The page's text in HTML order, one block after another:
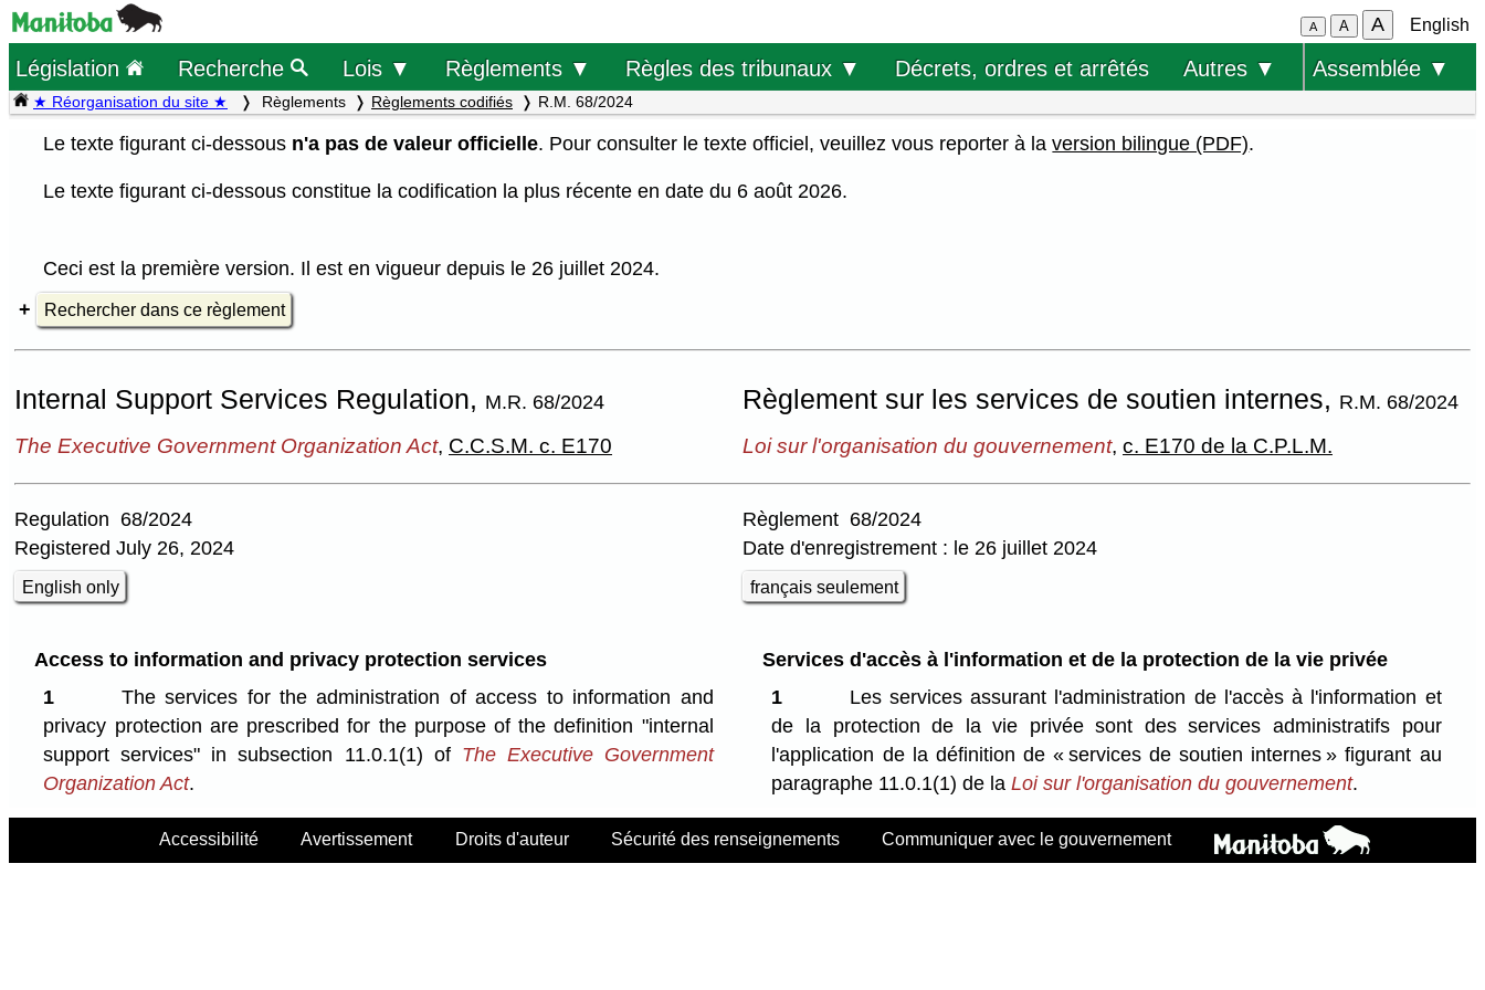
A A A English
Législation Recherche Lois ▼ Règlements ▼ Règles des tribunaux ▼ Décrets, ordres et arrêtés Autres ▼ Assemblée ▼
★ Réorganisation du site ★ Règlements Règlements codifiés R.M. 68/2024
Le texte figurant ci-dessous n'a pas de valeur officielle. Pour consulter le texte officiel, veuillez vous reporter à laversion bilingue (PDF).
Le texte figurant ci-dessous constitue la codification la plus récente en date du 6 août 2026.
Ceci est la première version. Il est en vigueur depuis le 26 juillet 2024.
Rechercher dans ce règlement
Internal Support Services Regulation, M.R. 68/2024 Règlement sur les services de soutien internes, R.M. 68/2024
The Executive Government Organization Act, C.C.S.M. c. E170 Loi sur l'organisation du gouvernement, c. E170 de la C.P.L.M.
Regulation 68/2024
Registered July 26, 2024
English only
Règlement 68/2024
Date d'enregistrement : le 26 juillet 2024
français seulement
Access to information and privacy protection services
1
The services for the administration of access to information and
privacy protection are prescribed for the purpose of the definition "internal
support services" in subsection 11.0.1(1) of The Executive Government
Organization Act.
Services d'accès à l'information et de la protection de la vie privée
1
Les services assurant l'administration de l'accès à l'information et
de la protection de la vie privée sont des services administratifs pour
l'application de la définition de « services de soutien internes » figurant au
paragraphe 11.0.1(1) de laLoi sur l'organisation du gouvernement.
Accessibilité Avertissement Droits d'auteur Sécurité des renseignements Communiquer avec le gouvernement